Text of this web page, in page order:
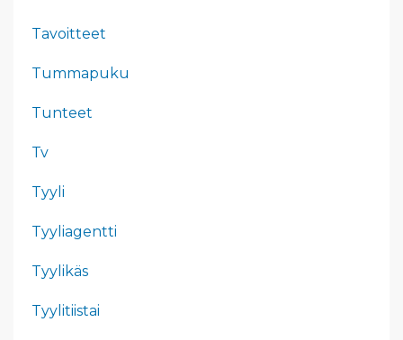
Tavoitteet
Tummapuku
Tunteet
Tv
Tyyli
Tyyliagentti
Tyylikäs
Tyylitiistai